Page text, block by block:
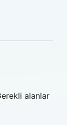
alanlar